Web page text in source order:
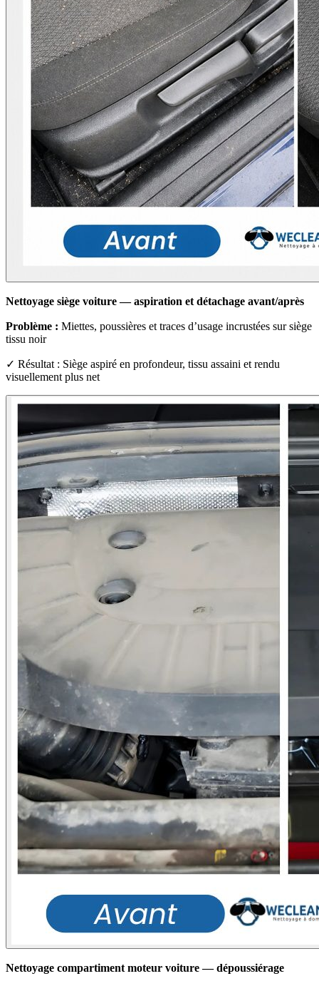
Nettoyage siège voiture — aspiration et détachage avant/après
Problème : Miettes, poussières et traces d’usage incrustées sur siège
tissu noir
✓ Résultat : Siège aspiré en profondeur, tissu assaini et rendu
visuellement plus net
Nettoyage compartiment moteur voiture — dépoussiérage